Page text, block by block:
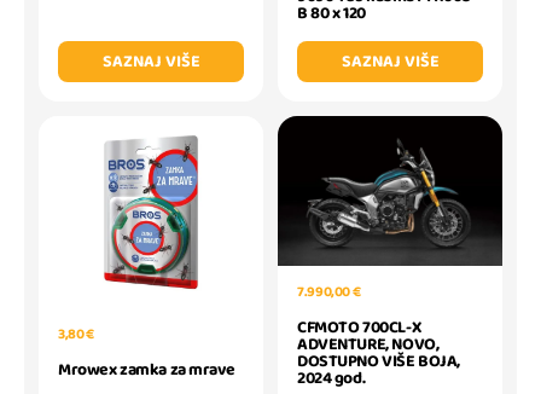
SAZNAJ VIŠE
B 80 x 120
SAZNAJ VIŠE
3,80 €
Mrowex zamka za mrave
7.990,00 €
CFMOTO 700CL-X
ADVENTURE, NOVO,
DOSTUPNO VIŠE BOJA,
2024 god.